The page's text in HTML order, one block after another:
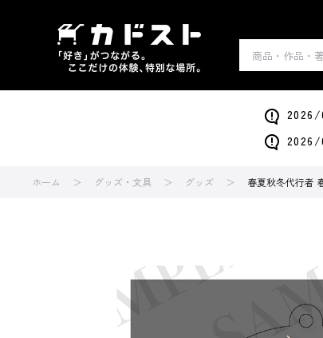
2026/
2026/
ホーム グッズ・文具 グッズ 春夏秋冬代行者